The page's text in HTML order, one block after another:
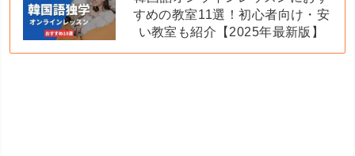
すめの教室11選！初心者向け・安
い教室も紹介【2025年最新版】